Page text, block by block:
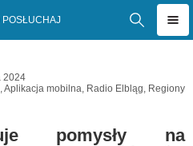
POSŁUCHAJ
2024
,Aplikacja mobilna, Radio Elbląg, Regiony
pomysły na